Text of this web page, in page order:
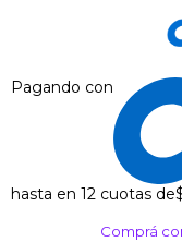
Pagando con
hasta en 12 cuotas de
Comprá